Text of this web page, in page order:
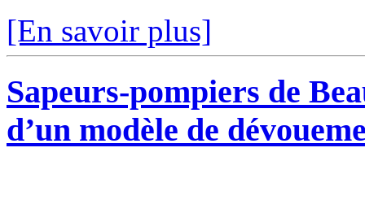
[En savoir plus]
Sapeurs-pompiers de
d’un modèle de